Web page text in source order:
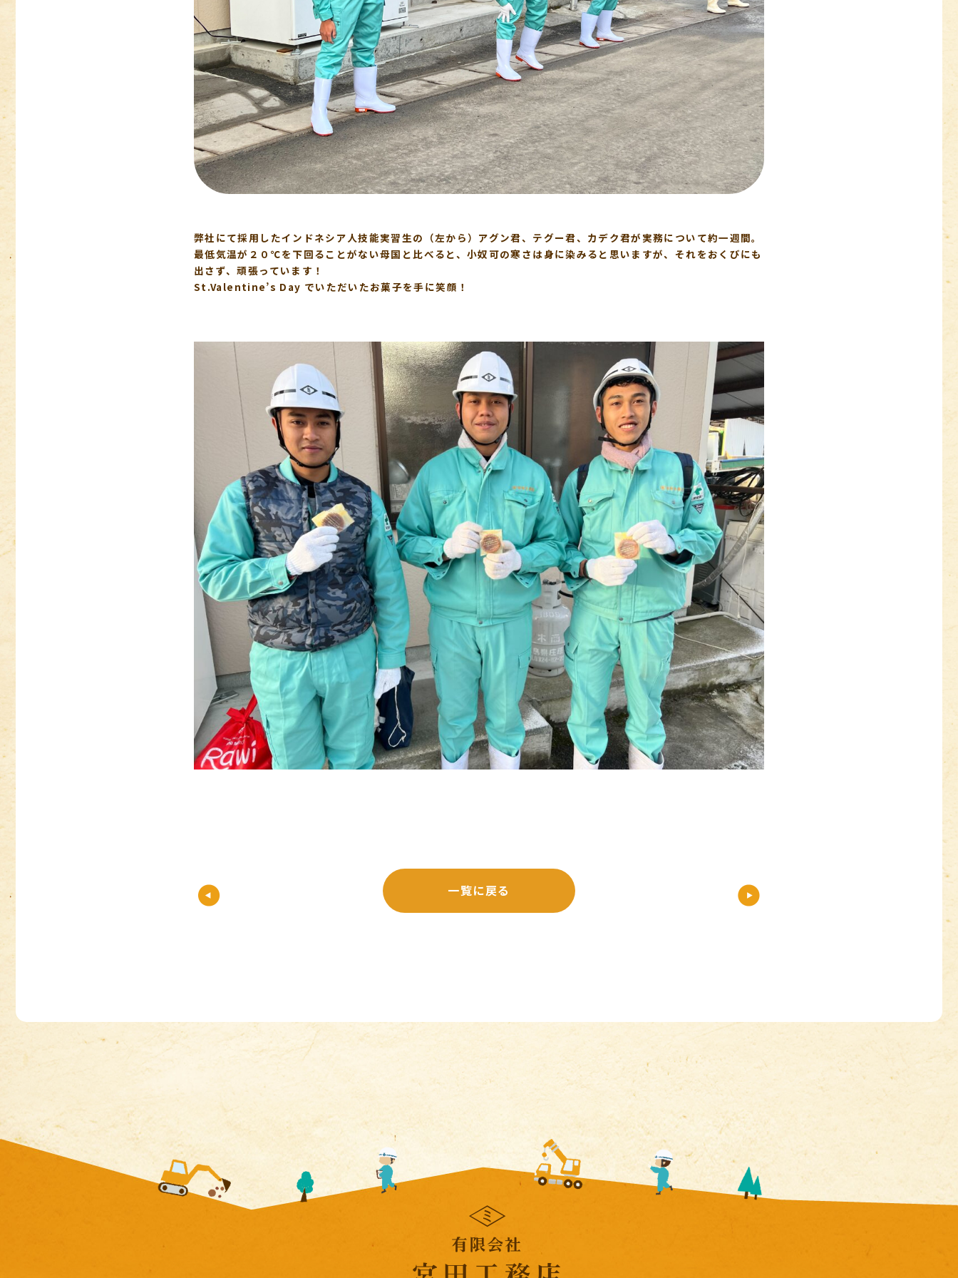
弊社にて採用したインドネシア人技能実習生の（左から）アグン君、テグー君、カデク君が実務について約一週間。
最低気温が２０℃を下回ることがない母国と比べると、小奴可の寒さは身に染みると思いますが、それをおくびにも
出さず、頑張っています！
St.Valentine’s Day でいただいたお菓子を手に笑顔！
一覧に戻る